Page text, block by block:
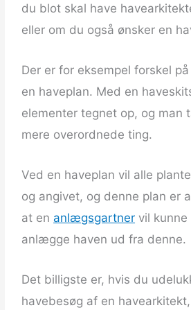
du blot skal have
eller om du også ønsker en
Der er for eksempel forskel
en haveplan. Med en
elementer tegnet op, og man
mere overordnede ting.
Ved en haveplan vil alle
og angivet, og denne plan er
at en anlægsgartner vil
anlægge haven ud fra denne.
Det billigste er, hvis du
havebesøg af en